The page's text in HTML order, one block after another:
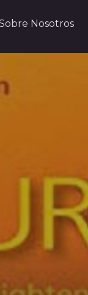
Nosotros